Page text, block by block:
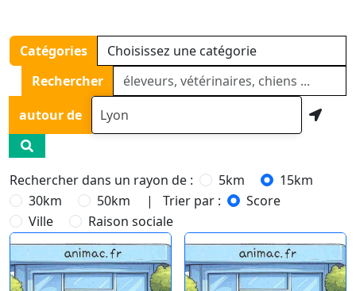
Catégories
Rechercher
autour de
Rechercher dans un rayon de : 5km
15km
30km
50km | Trier par :
Score
Ville
Raison sociale